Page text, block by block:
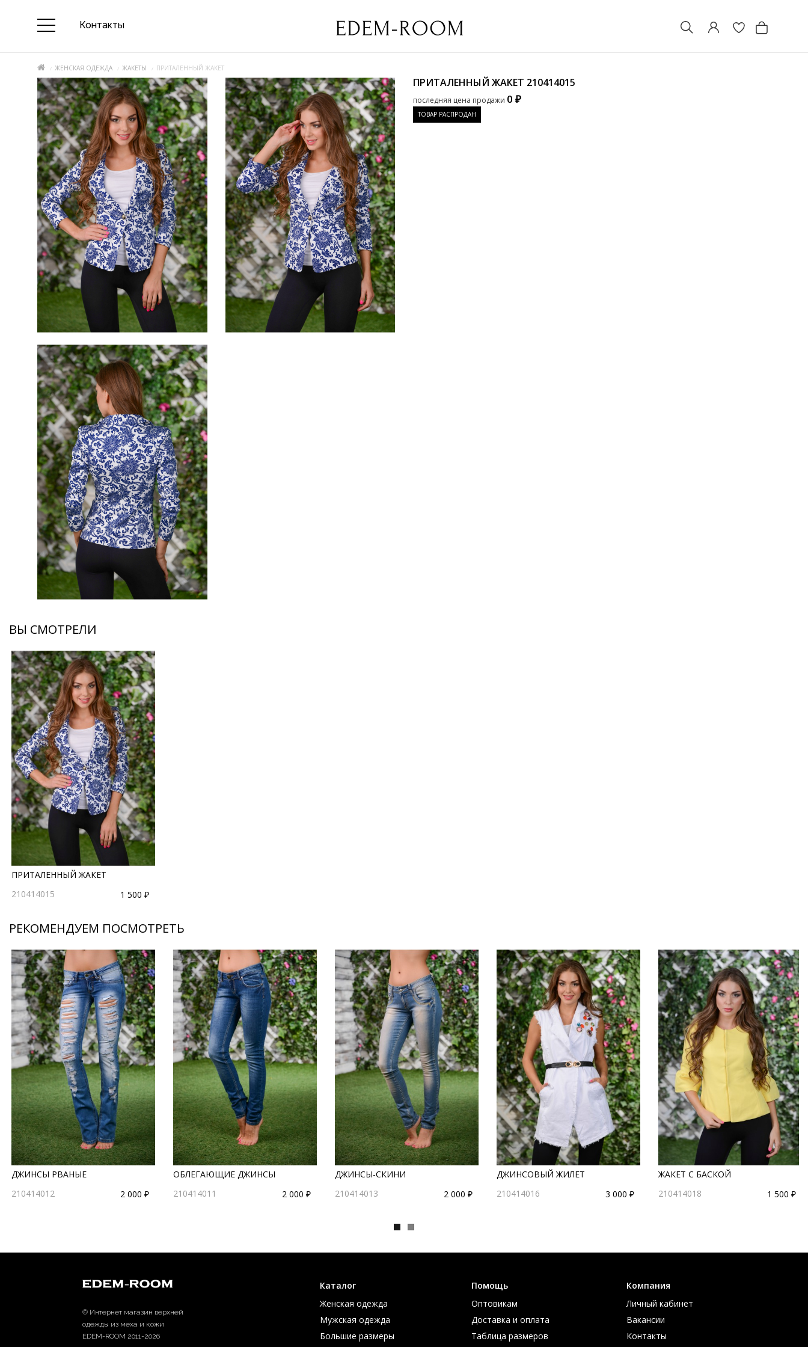
Контакты
ЖЕНСКАЯ ОДЕЖДА ЖАКЕТЫ ПРИТАЛЕННЫЙ ЖАКЕТ
ПРИТАЛЕННЫЙ ЖАКЕТ 210414015
последняя цена продажи 0 ₽
ТОВАР РАСПРОДАН
ВЫ СМОТРЕЛИ
ПРИТАЛЕННЫЙ ЖАКЕТ
210414015
1 500 ₽
РЕКОМЕНДУЕМ ПОСМОТРЕТЬ
ДЖИНСЫ РВАНЫЕ
210414012
2 000 ₽
ОБЛЕГАЮЩИЕ ДЖИНСЫ
210414011
2 000 ₽
ДЖИНСЫ-СКИНИ
210414013
2 000 ₽
ДЖИНСОВЫЙ ЖИЛЕТ
210414016
3 000 ₽
ЖАКЕТ С БАСКОЙ
210414018
1 500 ₽
© Интернет магазин верхней
одежды из меха и кожи
EDEM-ROOM 2011-2026
Каталог
Женская одежда
Мужская одежда
Большие размеры
Помощь
Оптовикам
Доставка и оплата
Таблица размеров
Компания
Личный кабинет
Вакансии
Контакты